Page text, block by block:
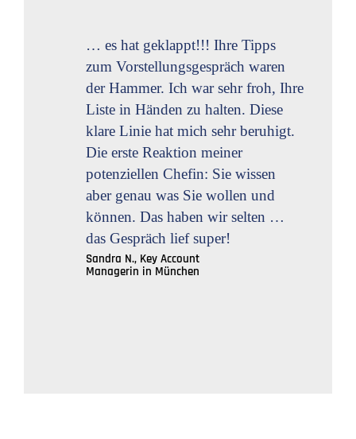
… es hat geklappt!!! Ihre Tipps
zum Vorstellungsgespräch waren
der Hammer. Ich war sehr froh, Ihre
Liste in Händen zu halten. Diese
klare Linie hat mich sehr beruhigt.
Die erste Reaktion meiner
potenziellen Chefin: Sie wissen
aber genau was Sie wollen und
können. Das haben wir selten …
das Gespräch lief super!
Sandra N., Key Account
Managerin in München